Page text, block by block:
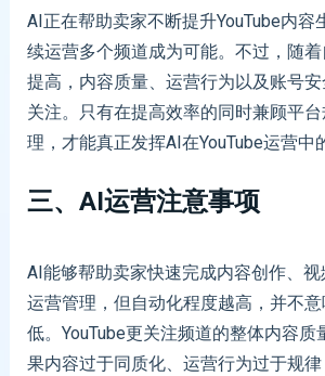
AI正在帮助卖家不断提升YouTube内容
续运营多个频道成为可能。不过，随
提高，内容质量、运营行为以及账号
关注。只有在提高效率的同时兼顾平
理，才能真正发挥AI在YouTube运营中
三、AI运营注意事项
AI能够帮助卖家快速完成内容创作、
运营管理，但自动化程度越高，并不
低。YouTube更关注频道的整体内容质
果内容过于同质化、运营行为过于规